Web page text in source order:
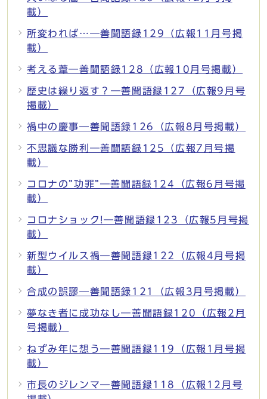
載）
所変われば…―善聞語録129（広報11月号掲
載）
考える葦―善聞語録128（広報10月号掲載）
歴史は繰り返す？―善聞語録127（広報9月号
掲載）
禍中の慶事―善聞語録126（広報8月号掲載）
不思議な勝利―善聞語録125（広報7月号掲
載）
コロナの”功罪”―善聞語録124（広報6月号掲
載）
コロナショック!―善聞語録123（広報5月号掲
載）
新型ウイルス禍―善聞語録122（広報4月号掲
載）
合成の誤謬―善聞語録121（広報3月号掲載）
夢なき者に成功なし―善聞語録120（広報2月
号掲載）
ねずみ年に想う―善聞語録119（広報1月号掲
載）
市長のジレンマ―善聞語録118（広報12月号